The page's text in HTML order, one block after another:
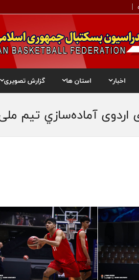
اخبار استان ها گزارش تصویری
آماده‌سازي تيم